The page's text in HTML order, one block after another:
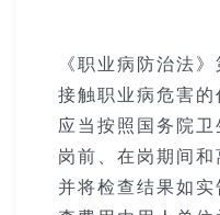
《职业病防治法
接触职业病危害
应当按照国务院
岗前、在岗期间和
并将检查结果如